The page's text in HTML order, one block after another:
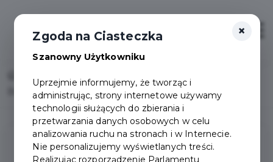
Bezpłatne szkolenie graficzne dla dzieci
×
Zgoda na Ciasteczka
Szanowny Użytkowniku
Uprzejmie informujemy, że tworząc i
administrując, strony internetowe używamy
technologii służących do zbierania i
przetwarzania danych osobowych w celu
analizowania ruchu na stronach i w Internecie.
Nie personalizujemy wyświetlanych treści.
Realizując rozporządzenie Parlamentu